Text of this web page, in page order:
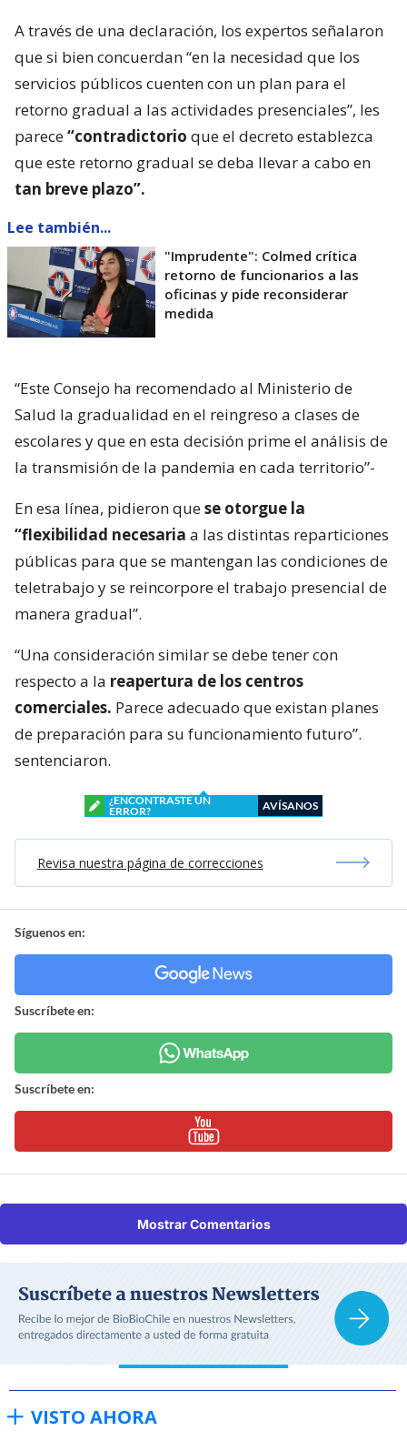
A través de una declaración, los expertos señalaron
que si bien concuerdan “en la necesidad que los
servicios públicos cuenten con un plan para el
retorno gradual a las actividades presenciales”, les
parece“contradictorio que el decreto establezca
que este retorno gradual se deba llevar a cabo en
tan breve plazo”.
Lee también...
"Imprudente": Colmed crítica
retorno de funcionarios a las
oficinas y pide reconsiderar
medida
“Este Consejo ha recomendado al Ministerio de
Salud la gradualidad en el reingreso a clases de
escolares y que en esta decisión prime el análisis de
la transmisión de la pandemia en cada territorio”-
En esa línea, pidieron quese otorgue la
“flexibilidad necesaria a las distintas reparticiones
públicas para que se mantengan las condiciones de
teletrabajo y se reincorpore el trabajo presencial de
manera gradual”.
“Una consideración similar se debe tener con
respecto a la reapertura de los centros
comerciales. Parece adecuado que existan planes
de preparación para su funcionamiento futuro”.
sentenciaron.
¿ENCONTRASTE UN
ERROR?
AVÍSANOS
Revisa nuestra página de correcciones
Síguenos en:
Suscríbete en:
Suscríbete en:
Mostrar Comentarios
VISTO AHORA